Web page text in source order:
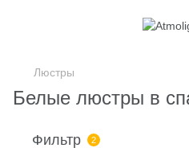
Люстры
Белые люстры в
Фильтр 2